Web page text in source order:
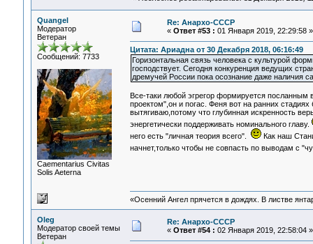
Quangel
Модератор
Ветеран
Сообщений: 7733
Сaementarius Civitas
Solis Aeterna
Re: Анархо-СССР
« Ответ #53 : 01 Января 2019, 22:29:58 »
Цитата: Ариадна от 30 Декабря 2018, 06:16:49
Горизонтальная связь человека с культурой
господствует. Сегодня конкуренция ведущих
дремучей России пока осознание даже наличия
Все-таки любой эгрегор формируется
проектом",он и погас. Феня вот на ранних
вытягиваю,потому что глубинная искренность
энергетически поддерживать номинального главу.
него есть "личная теория всего".
Как наш
начнет,только чтобы не совпасть по выводам с
«Осенний Ангел прячется в дождях. В листве
Oleg
Модератор своей темы
Ветеран
Re: Анархо-СССР
« Ответ #54 : 02 Января 2019, 22:58:04 »